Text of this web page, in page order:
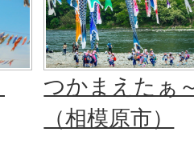
つかまえたぁ
（相模原市）